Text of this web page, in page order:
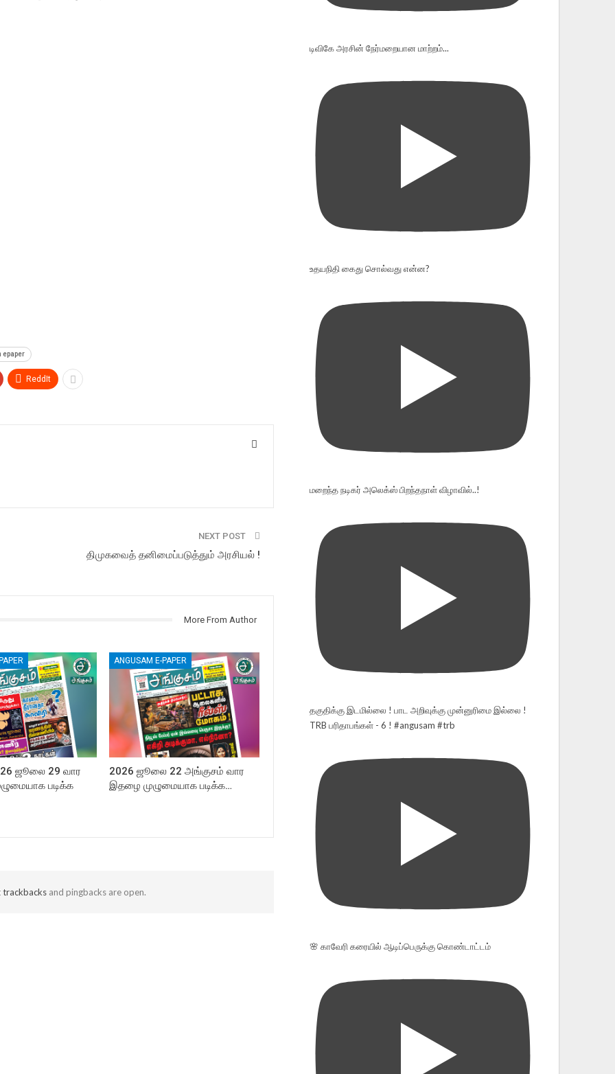
epaper
ReddIt
NEXT POST
திமுகவைத் தனிமைப்படுத்தும் அரசியல் !
More From Author
ஜூலை 29 வார
படிக்க
ANGUSAM E-PAPER
2026 ஜூலை 22 அங்குசம் வார
இதழை முழுமையாக படிக்க…
trackbacks and pingbacks are open.
டிவிகே அரசின் நேர்மறையான மாற்றம்...
உதயநிதி கைது சொல்வது என்ன?
மறைந்த நடிகர் அலெக்ஸ் பிறந்தநாள் விழாவில்..!
தகுதிக்கு இடமில்லை ! பாட அறிவுக்கு முன்னுரிமை இல்லை !
TRB பரிதாபங்கள் - 6 ! #angusam #trb
🌸 காவேரி கரையில் ஆடிப்பெருக்கு கொண்டாட்டம்